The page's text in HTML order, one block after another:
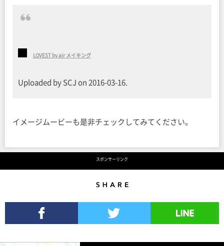
LOVEST by air メイキング
Uploaded by SCJ on 2016-03-16.
イメージムービーも是非チェックしてみてください。
スポンサーリンク